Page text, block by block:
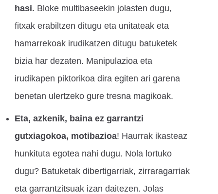
hasi. Bloke multibaseekin jolasten dugu,
fitxak erabiltzen ditugu eta unitateak eta
hamarrekoak irudikatzen ditugu batuketek
bizia har dezaten. Manipulazioa eta
irudikapen piktorikoa dira egiten ari garena
benetan ulertzeko gure tresna magikoak.
Eta, azkenik, baina ez garrantzi
gutxiagokoa, motibazioa! Haurrak ikasteaz
hunkituta egotea nahi dugu. Nola lortuko
dugu? Batuketak dibertigarriak, zirraragarriak
eta garrantzitsuak izan daitezen. Jolas